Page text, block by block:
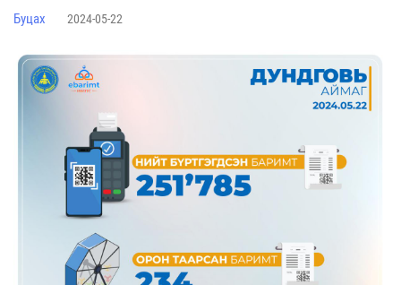
Буцах 2024-05-22